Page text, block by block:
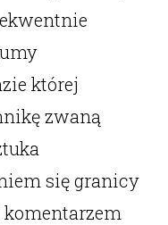
której
zwaną
się granicy